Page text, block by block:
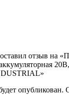
отзыв на
опубликован.